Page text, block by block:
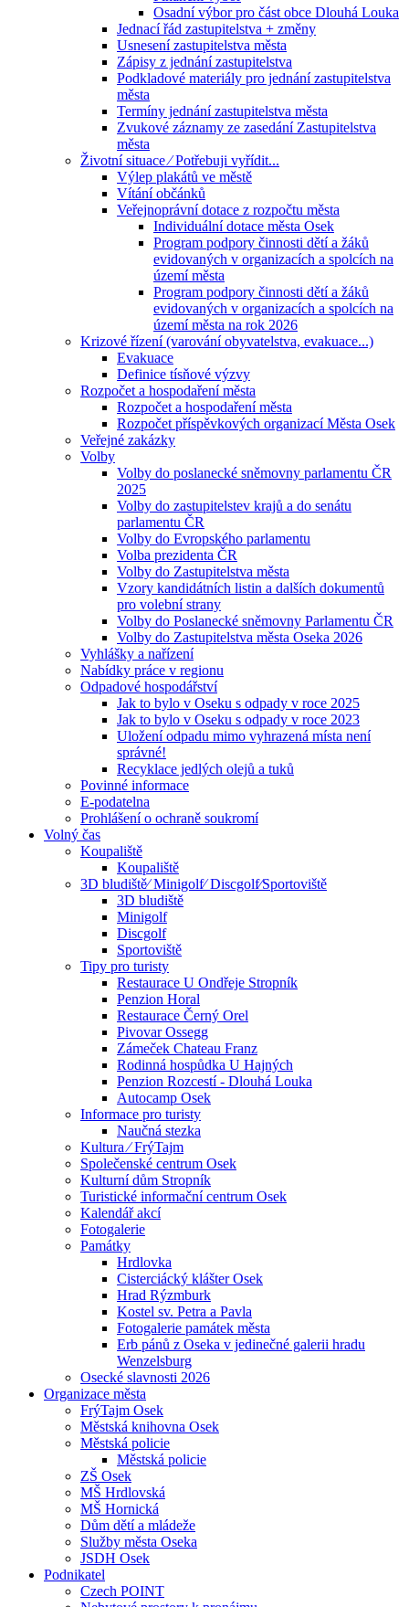
Osadní výbor pro část obce Dlouhá Louka
Jednací řád zastupitelstva + změny
Usnesení zastupitelstva města
Zápisy z jednání zastupitelstva
Podkladové materiály pro jednání zastupitelstva
města
Termíny jednání zastupitelstva města
Zvukové záznamy ze zasedání Zastupitelstva
města
Životní situace ⁄ Potřebuji vyřídit...
Výlep plakátů ve městě
Vítání občánků
Veřejnoprávní dotace z rozpočtu města
Individuální dotace města Osek
Program podpory činnosti dětí a žáků
evidovaných v organizacích a spolcích na
území města
Program podpory činnosti dětí a žáků
evidovaných v organizacích a spolcích na
území města na rok 2026
Krizové řízení (varování obyvatelstva, evakuace...)
Evakuace
Definice tísňové výzvy
Rozpočet a hospodaření města
Rozpočet a hospodaření města
Rozpočet příspěvkových organizací Města Osek
Veřejné zakázky
Volby
Volby do poslanecké sněmovny parlamentu ČR
2025
Volby do zastupitelstev krajů a do senátu
parlamentu ČR
Volby do Evropského parlamentu
Volba prezidenta ČR
Volby do Zastupitelstva města
Vzory kandidátních listin a dalších dokumentů
pro volební strany
Volby do Poslanecké sněmovny Parlamentu ČR
Volby do Zastupitelstva města Oseka 2026
Vyhlášky a nařízení
Nabídky práce v regionu
Odpadové hospodářství
Jak to bylo v Oseku s odpady v roce 2025
Jak to bylo v Oseku s odpady v roce 2023
Uložení odpadu mimo vyhrazená místa není
správné!
Recyklace jedlých olejů a tuků
Povinné informace
E-podatelna
Prohlášení o ochraně soukromí
Volný čas
Koupaliště
Koupaliště
3D bludiště⁄ Minigolf⁄ Discgolf⁄Sportoviště
3D bludiště
Minigolf
Discgolf
Sportoviště
Tipy pro turisty
Restaurace U Ondřeje Stropník
Penzion Horal
Restaurace Černý Orel
Pivovar Ossegg
Zámeček Chateau Franz
Rodinná hospůdka U Hajných
Penzion Rozcestí - Dlouhá Louka
Autocamp Osek
Informace pro turisty
Naučná stezka
Kultura ⁄ FrýTajm
Společenské centrum Osek
Kulturní dům Stropník
Turistické informační centrum Osek
Kalendář akcí
Fotogalerie
Památky
Hrdlovka
Cisterciácký klášter Osek
Hrad Rýzmburk
Kostel sv. Petra a Pavla
Fotogalerie památek města
Erb pánů z Oseka v jedinečné galerii hradu
Wenzelsburg
Osecké slavnosti 2026
Organizace města
FrýTajm Osek
Městská knihovna Osek
Městská policie
Městská policie
ZŠ Osek
MŠ Hrdlovská
MŠ Hornická
Dům dětí a mládeže
Služby města Oseka
JSDH Osek
Podnikatel
Czech POINT